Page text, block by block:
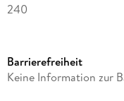
240
Autor/Autorin
Barrierefreiheit
Keine Information zur